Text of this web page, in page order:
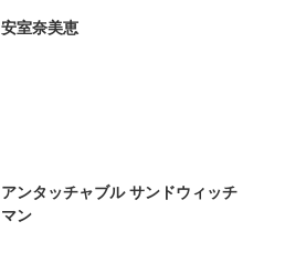
安室奈美恵
アンタッチャブル サンドウィッチ
マン